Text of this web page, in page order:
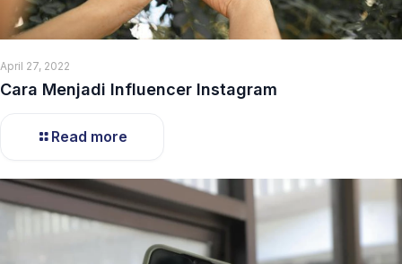
April 27, 2022
Cara Menjadi Influencer Instagram
Read more